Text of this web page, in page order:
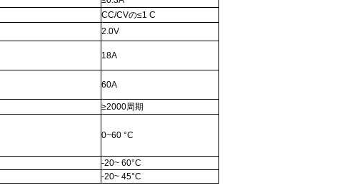
CC/CVの≤1 C
2.0V
18A
60A
≥2000周期
0~60 °C
-20~ 60°C
-20~ 45°C